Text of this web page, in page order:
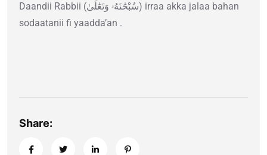
Daandii Rabbii (سُبْحَٰنَهُۥ وَتَعَٰلَىٰ) irraa akka jalaa bahan
sodaatanii fi yaadda’an .
Share: